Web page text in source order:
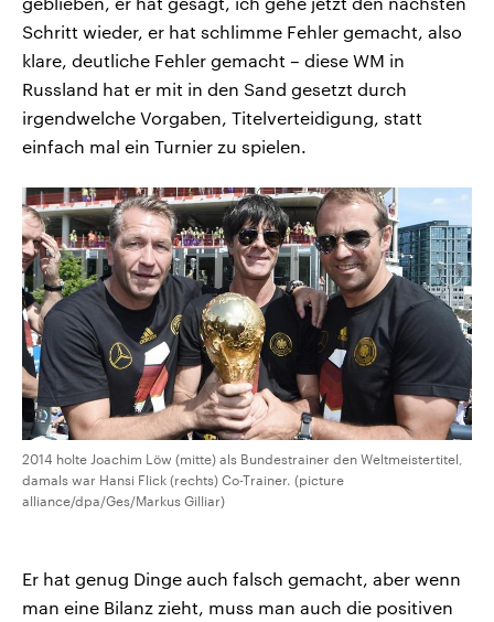
Schritt wieder, er hat schlimme Fehler gemacht, also
klare, deutliche Fehler gemacht – diese WM in
Russland hat er mit in den Sand gesetzt durch
irgendwelche Vorgaben, Titelverteidigung, statt
einfach mal ein Turnier zu spielen.
2014 holte Joachim Löw (mitte) als Bundestrainer den Weltmeistertitel,
damals war Hansi Flick (rechts) Co-Trainer. (picture
alliance/dpa/Ges/Markus Gilliar)
Er hat genug Dinge auch falsch gemacht, aber wenn
man eine Bilanz zieht, muss man auch die positiven